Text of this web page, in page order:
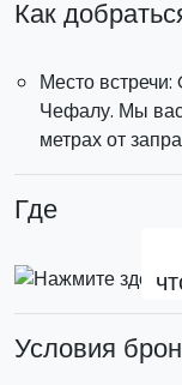
После
парка. Густой
чистые бухты
незабываемого
Как
Место
Чефалу. Мы
метрах от
Где
Условия